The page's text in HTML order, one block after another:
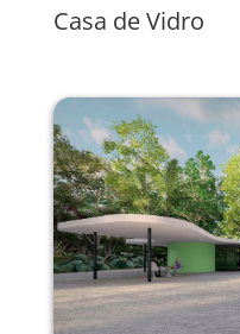
Casa de Vidro